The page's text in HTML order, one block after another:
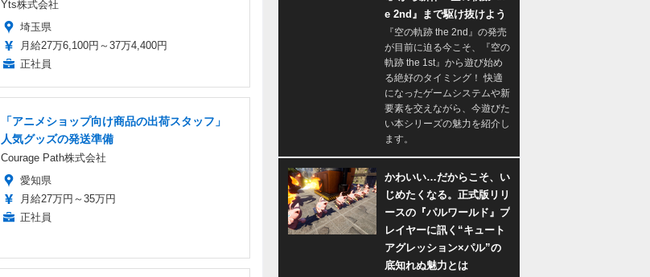
Yts株式会社
埼玉県
月給27万6,100円～37万4,400円
正社員
「アニメショップ向け商品の出荷スタッフ」
人気グッズの発送準備
Courage Path株式会社
愛知県
月給27万円～35万円
正社員
e 2nd』まで駆け抜けよう
『空の軌跡 the 2nd』の発売
が目前に迫る今こそ、『空の
軌跡 the 1st』から遊び始め
る絶好のタイミング！ 快適
になったゲームシステムや新
要素を交えながら、今遊びた
い本シリーズの魅力を紹介し
ます。
かわいい…だからこそ、い
じめたくなる。正式版リリ
ースの『パルワールド』プ
レイヤーに訊く“キュート
アグレッション×パル”の
底知れぬ魅力とは